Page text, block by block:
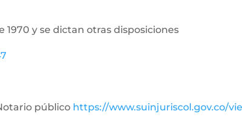
y se dictan otras disposiciones
público https://www.suinjuriscol.gov.co/